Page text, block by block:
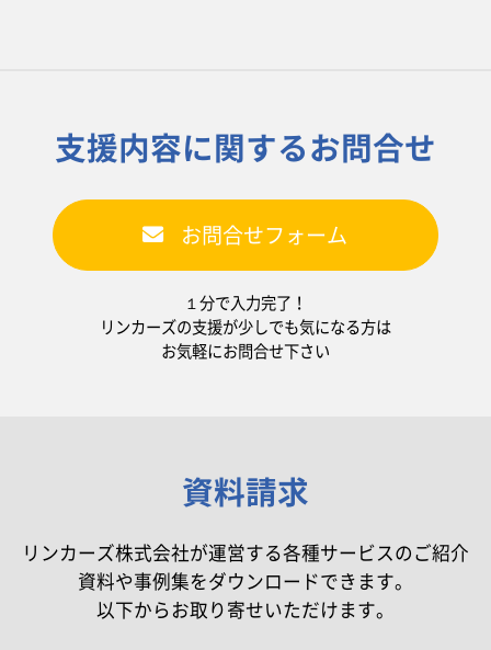
支援内容に関するお問合せ
お問合せフォーム
１分で入力完了！
リンカーズの支援が少しでも気になる方は
お気軽にお問合せ下さい
資料請求
リンカーズ株式会社が運営する各種サービスのご紹介
資料や事例集をダウンロードできます。
以下からお取り寄せいただけます。